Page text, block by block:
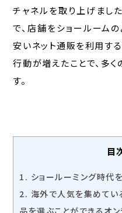
チャネルを取り上げまし
で、店舗をショールーム
安いネット通販を利用する
行動が増えたことで、多
す。
目
1. ショールーミング時代
2. 海外で人気を集めてい